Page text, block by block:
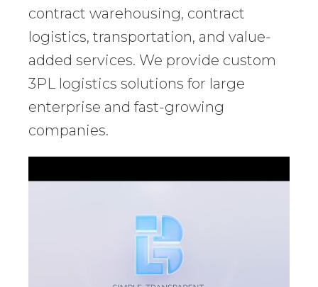
contract warehousing, contract
logistics, transportation, and value-
added services. We provide custom
3PL logistics solutions for large
enterprise and fast-growing
companies.